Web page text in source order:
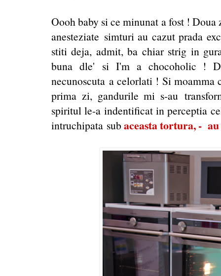
Oooh baby si ce minunat a fost !
anesteziate simturi au cazut prada
stiti deja, admit, ba chiar strig in
buna dle' si I'm a chocoholic !
necunoscuta a celorlati ! Si
prima zi, gandurile mi s-au
spiritul le-a indentificat in perceptia
intruchipata subaceasta tortura, -